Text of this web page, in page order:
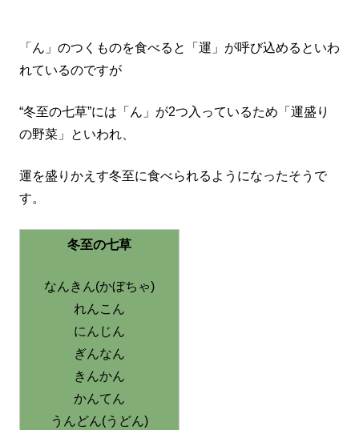
「ん」のつくものを食べると「運」が呼び込めるといわ
れているのですが
“冬至の七草”には「ん」が2つ入っているため「運盛り
の野菜」といわれ、
運を盛りかえす冬至に食べられるようになったそうで
す。
冬至の七草
なんきん(かぼちゃ)
れんこん
にんじん
ぎんなん
きんかん
かんてん
うんどん(うどん)